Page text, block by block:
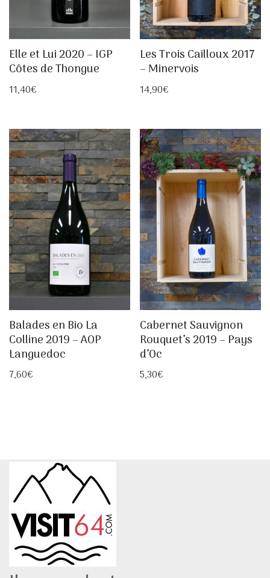
Elle et Lui 2020 – IGP
Côtes de Thongue
11,40€
Les Trois Cailloux 2017
– Minervois
14,90€
Balades en Bio La
Colline 2019 – AOP
Languedoc
7,60€
Cabernet Sauvignon
Rouquet’s 2019 – Pays
d’Oc
5,30€